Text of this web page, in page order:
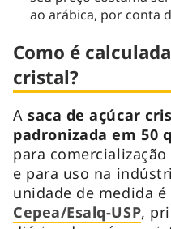
ao arábica, por conta
Como é
cristal?
A saca de açúcar
padronizada em 50
para
e para uso na
unidade de medida
Cepea/Esalq-USP,